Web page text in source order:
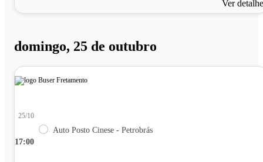
Ver
domingo, 25 de outubro
17:00
25/10
Auto Posto Cinese - Petrobrás